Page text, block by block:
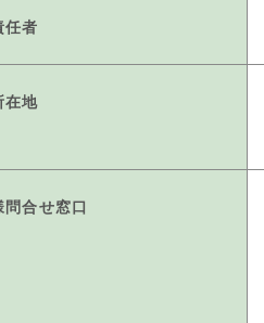
任者
在地
問合せ窓口